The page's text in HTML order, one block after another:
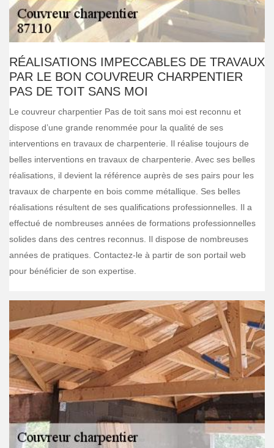
RÉALISATIONS IMPECCABLES DE TRAVAUX
PAR LE BON COUVREUR CHARPENTIER
PAS DE TOIT SANS MOI
Le couvreur charpentier Pas de toit sans moi est reconnu et
dispose d’une grande renommée pour la qualité de ses
interventions en travaux de charpenterie. Il réalise toujours de
belles interventions en travaux de charpenterie. Avec ses belles
réalisations, il devient la référence auprès de ses pairs pour les
travaux de charpente en bois comme métallique. Ses belles
réalisations résultent de ses qualifications professionnelles. Il a
effectué de nombreuses années de formations professionnelles
solides dans des centres reconnus. Il dispose de nombreuses
années de pratiques. Contactez-le à partir de son portail web
pour bénéficier de son expertise.